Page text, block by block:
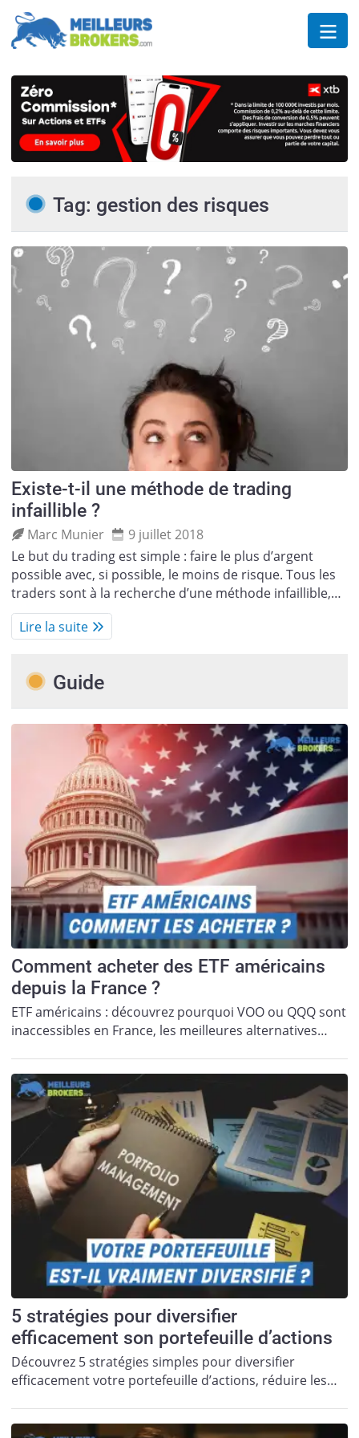
Tag: gestion des risques
Existe-t-il une méthode de trading
infaillible ?
Marc Munier
9 juillet 2018
Le but du trading est simple : faire le plus d’argent
possible avec, si possible, le moins de risque. Tous les
traders sont à la recherche d’une méthode infaillible,…
Lire la suite
Guide
Comment acheter des ETF américains
depuis la France ?
ETF américains : découvrez pourquoi VOO ou QQQ sont
inaccessibles en France, les meilleures alternatives…
5 stratégies pour diversifier
efficacement son portefeuille d’actions
Découvrez 5 stratégies simples pour diversifier
efficacement votre portefeuille d’actions, réduire les…